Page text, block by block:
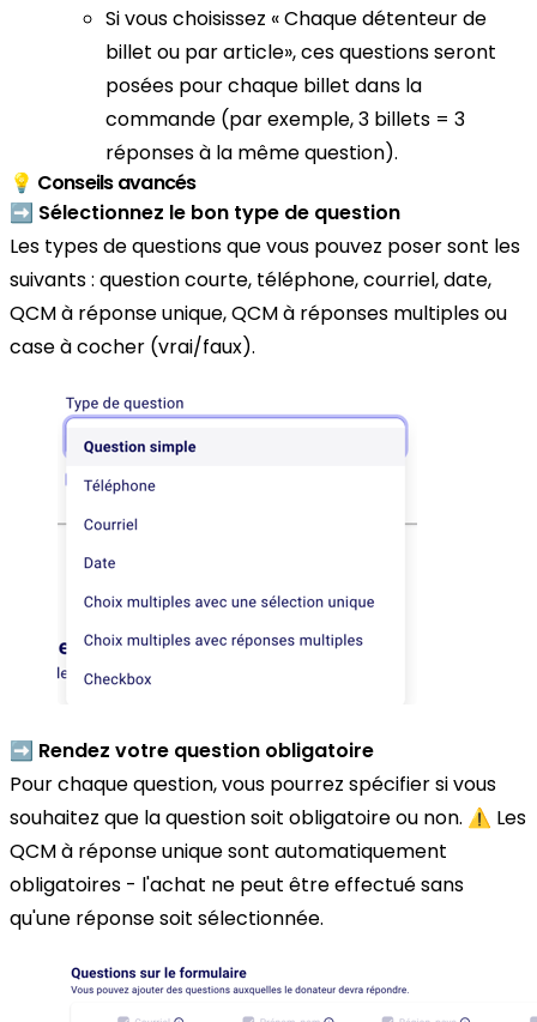
Si vous choisissez « Chaque détenteur de
billet ou par article», ces questions seront
posées pour chaque billet dans la
commande (par exemple, 3 billets = 3
réponses à la même question).
💡 Conseils avancés
➡️ Sélectionnez le bon type de question
Les types de questions que vous pouvez poser sont les
suivants : question courte, téléphone, courriel, date,
QCM à réponse unique, QCM à réponses multiples ou
case à cocher (vrai/faux).
➡️ Rendez votre question obligatoire
Pour chaque question, vous pourrez spécifier si vous
souhaitez que la question soit obligatoire ou non. ⚠️ Les
QCM à réponse unique sont automatiquement
obligatoires - l'achat ne peut être effectué sans
qu'une réponse soit sélectionnée.